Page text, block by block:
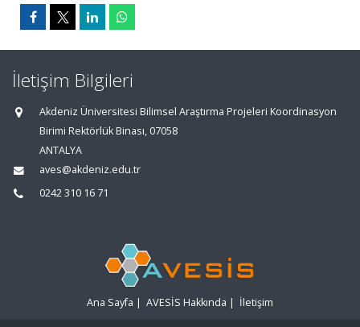
İletişim Bilgileri
Akdeniz Üniversitesi Bilimsel Araştırma Projeleri Koordinasyon
Birimi Rektörlük Binası, 07058
ANTALYA
aves@akdeniz.edu.tr
0242 310 16 71
Ana Sayfa | AVESİS Hakkında | İletişim